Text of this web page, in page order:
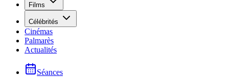
Films
Célébrités
Cinémas
Palmarès
Actualités
Séances